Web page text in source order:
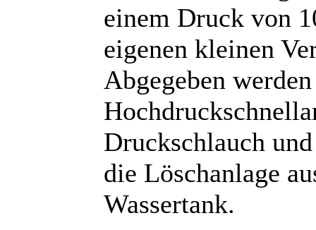
einem Druck von
eigenen kleinen
Abgegeben
Druckschlauch
die Löschanlage
Wassertank.